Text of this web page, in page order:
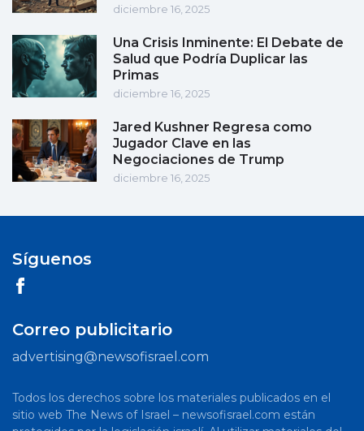
diciembre 16, 2025
Una Crisis Inminente: El Debate de
Salud que Podría Duplicar las
Primas
diciembre 16, 2025
Jared Kushner Regresa como
Jugador Clave en las
Negociaciones de Trump
diciembre 16, 2025
Síguenos
Correo publicitario
advertising@newsofisrael.com
Todos los derechos sobre los materiales publicados en el
sitio web The News of Israel – newsofisrael.com están